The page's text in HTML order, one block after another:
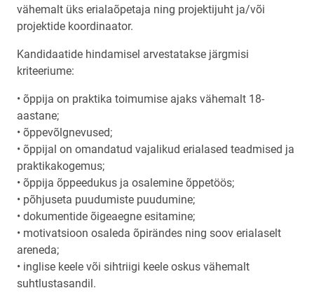
vähemalt üks erialaõpetaja ning projektijuht ja/või
projektide koordinaator.
Kandidaatide hindamisel arvestatakse järgmisi
kriteeriume:
• õppija on praktika toimumise ajaks vähemalt 18-
aastane;
• õppevõlgnevused;
• õppijal on omandatud vajalikud erialased teadmised ja
praktikakogemus;
• õppija õppeedukus ja osalemine õppetöös;
• põhjuseta puudumiste puudumine;
• dokumentide õigeaegne esitamine;
• motivatsioon osaleda õpirändes ning soov erialaselt
areneda;
• inglise keele või sihtriigi keele oskus vähemalt
suhtlustasandil.